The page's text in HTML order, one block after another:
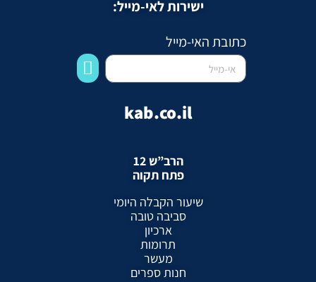
ישירות לאי-מייל:
כתובת האי-מייל
kab.co.il
הרב”ש 12
פתח תקוה
שיעור הקבלה היומי
סביבה טובה
ארכיון
תרומות
מעשר
חנות ספרים